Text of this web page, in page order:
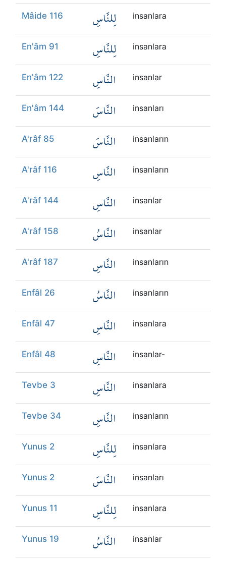
Mâide 116 لِلنَّاسِ insanlara
En'âm 91 لِلنَّاسِ insanlara
En'âm 122 النَّاسِ insanlar
En'âm 144 النَّاسَ insanları
A'râf 85 النَّاسَ insanların
A'râf 116 النَّاسِ insanların
A'râf 144 النَّاسِ insanlar
A'râf 158 النَّاسُ insanlar
A'râf 187 النَّاسِ insanların
Enfâl 26 النَّاسُ insanların
Enfâl 47 النَّاسِ insanlara
Enfâl 48 النَّاسِ insanlar-
Tevbe 3 النَّاسِ insanlara
Tevbe 34 النَّاسِ insanların
Yunus 2 لِلنَّاسِ insanlara
Yunus 2 النَّاسَ insanları
Yunus 11 لِلنَّاسِ insanlara
Yunus 19 النَّاسُ insanlar